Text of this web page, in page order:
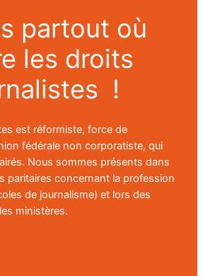
partout où
les droits
!
est réformiste, force de
fédérale non corporatiste, qui
Nous sommes présents dans
paritaires concernant la profession
de journalisme) et lors des
ministères.